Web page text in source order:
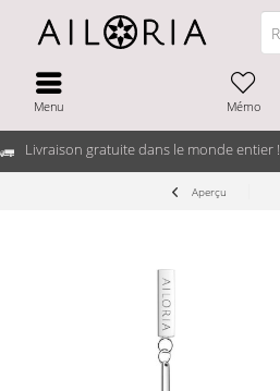
Livraison gratuite dans le monde entier !
Menu Mémo
Aperçu